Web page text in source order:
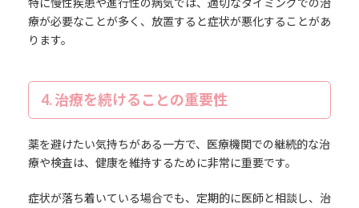
特に慢性疾患や進行性の病気では、適切なタイミングでの治
療が必要なことが多く、放置すると症状が悪化することがあ
ります。
4. 治療を続けることの重要性
薬を避けたい気持ちがある一方で、医療機関での継続的な治
療や検査は、健康を維持するために非常に重要です。
症状が落ち着いている場合でも、定期的に医師と相談し、治